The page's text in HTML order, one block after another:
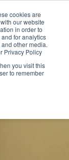
cookies are
our website
in order to
for analytics
other media.
Privacy Policy
you visit this
to remember